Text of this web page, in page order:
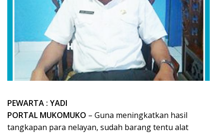
PEWARTA : YADI
PORTAL MUKOMUKO – Guna meningkatkan hasil
tangkapan para nelayan, sudah barang tentu alat